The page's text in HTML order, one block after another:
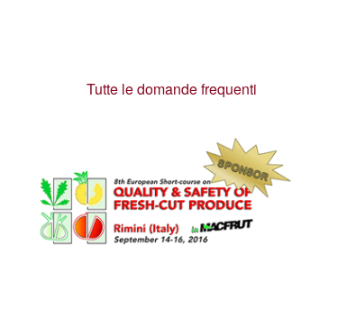
Tutte le domande frequenti